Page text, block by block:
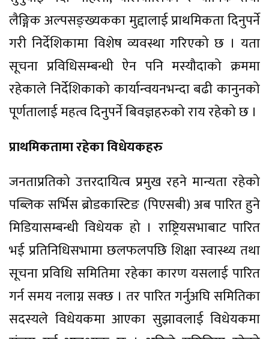
लैङ्गिक अल्पसङ्ख्यकका मुद्दालाई प्राथमिकता दिनुपर्ने
गरी निर्देशिकामा विशेष व्यवस्था गरिएको छ । यता
सूचना प्रविधिसम्बन्धी ऐन पनि मस्यौदाको क्रममा
रहेकाले निर्देशिकाको कार्यान्वयनभन्दा बढी कानुनको
पूर्णतालाई महत्व दिनुपर्ने बिवज्ञहरुको राय रहेको छ ।
प्राथमिकतामा रहेका विधेयकहरु
जनताप्रतिको उत्तरदायित्व प्रमुख रहने मान्यता रहेको
पब्लिक सर्भिस ब्रोडकास्टिङ (पिएसबी) अब पारित हुने
मिडियासम्बन्धी विधेयक हो । राष्ट्रियसभाबाट पारित
भई प्रतिनिधिसभामा छलफलपछि शिक्षा स्वास्थ्य तथा
सूचना प्रविधि समितिमा रहेका कारण यसलाई पारित
गर्न समय नलाग्न सक्छ । तर पारित गर्नुअघि समितिका
सदस्यले विधेयकमा आएका सुझावलाई विधेयकमा